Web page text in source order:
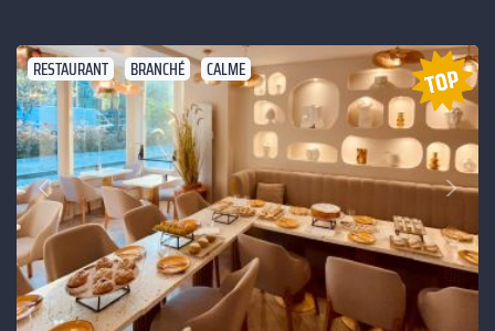
RESTAURANT BRANCHÉ CALME
Précédent
Suivant